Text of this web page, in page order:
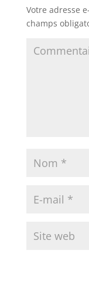
Votre adresse
champs